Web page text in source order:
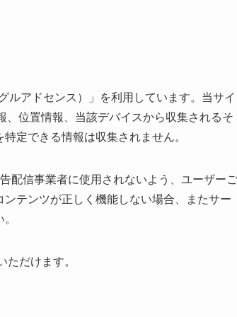
ルアドセンス）」を利用しています。当サイ
、位置情報、当該デバイスから収集されるそ
定できる情報は収集されません。
配信事業者に使用されないよう、ユーザーご
テンツが正しく機能しない場合、またサー
ただけます。